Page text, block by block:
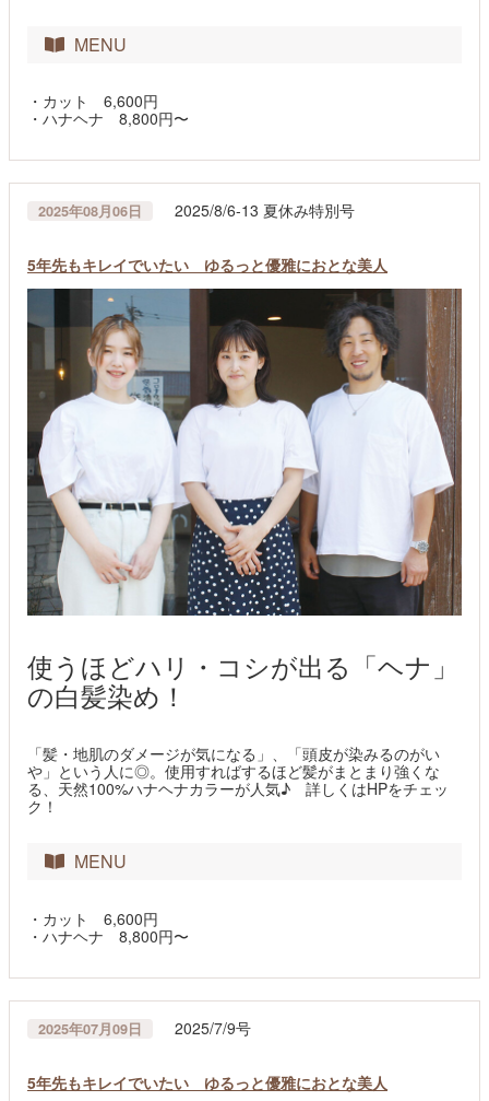
MENU
・カット 6,600円
・ハナヘナ 8,800円〜
2025年08月06日 2025/8/6-13 夏休み特別号
5年先もキレイでいたい ゆるっと優雅におとな美人
使うほどハリ・コシが出る「ヘナ」
の白髪染め！
「髪・地肌のダメージが気になる」、「頭皮が染みるのがい
や」という人に◎。使用すればするほど髪がまとまり強くな
る、天然100%ハナヘナカラーが人気♪ 詳しくはHPをチェッ
ク！
MENU
・カット 6,600円
・ハナヘナ 8,800円〜
2025年07月09日 2025/7/9号
5年先もキレイでいたい ゆるっと優雅におとな美人